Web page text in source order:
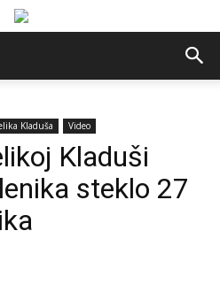
Kladuša Video
Kladuši
steklo 27